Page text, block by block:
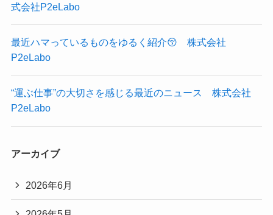
式会社P2eLabo
最近ハマっているものをゆるく紹介😚 株式会社
P2eLabo
“運ぶ仕事”の大切さを感じる最近のニュース 株式会社
P2eLabo
アーカイブ
2026年6月